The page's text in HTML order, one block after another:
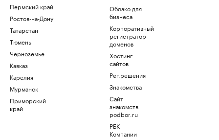
Пермский край
Ростов-на-Дону
Татарстан
Тюмень
Черноземье
Кавказ
Карелия
Мурманск
Приморский
край
Облако для
бизнеса
Корпоративный
регистратор
доменов
Хостинг
сайтов
Рег.решения
Знакомства
Сайт
знакомств
podbor.ru
РБК
Компании